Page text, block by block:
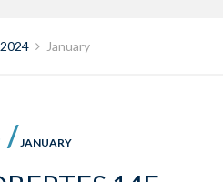
2024 January
/JANUARY